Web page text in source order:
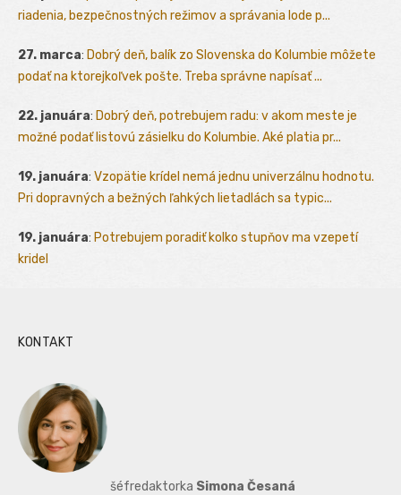
riadenia, bezpečnostných režimov a správania lode p...
27. marca: Dobrý deň, balík zo Slovenska do Kolumbie môžete
podať na ktorejkoľvek pošte. Treba správne napísať ...
22. januára: Dobrý deň, potrebujem radu: v akom meste je
možné podať listovú zásielku do Kolumbie. Aké platia pr...
19. januára: Vzopätie krídel nemá jednu univerzálnu hodnotu.
Pri dopravných a bežných ľahkých lietadlách sa typic...
19. januára: Potrebujem poradiť kolko stupňov ma vzepetí
kridel
KONTAKT
šéfredaktorka Simona Česaná